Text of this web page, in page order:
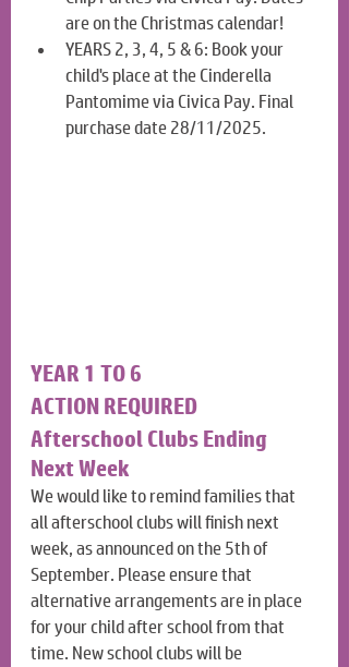
are on the Christmas calendar!
YEARS 2, 3, 4, 5 & 6: Book your
child's place at the Cinderella
Pantomime via Civica Pay. Final
purchase date 28/11/2025.
YEAR 1 TO 6
ACTION REQUIRED
Afterschool Clubs Ending
Next Week
We would like to remind families that
all afterschool clubs will finish next
week, as announced on the 5th of
September. Please ensure that
alternative arrangements are in place
for your child after school from that
time. New school clubs will be